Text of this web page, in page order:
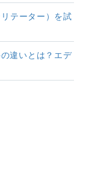
テーター）を試
違いとは？エデ